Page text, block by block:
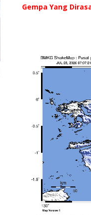
Gempa Yang